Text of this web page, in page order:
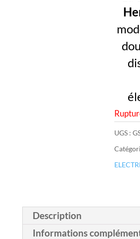
UGS :
Description
Informations